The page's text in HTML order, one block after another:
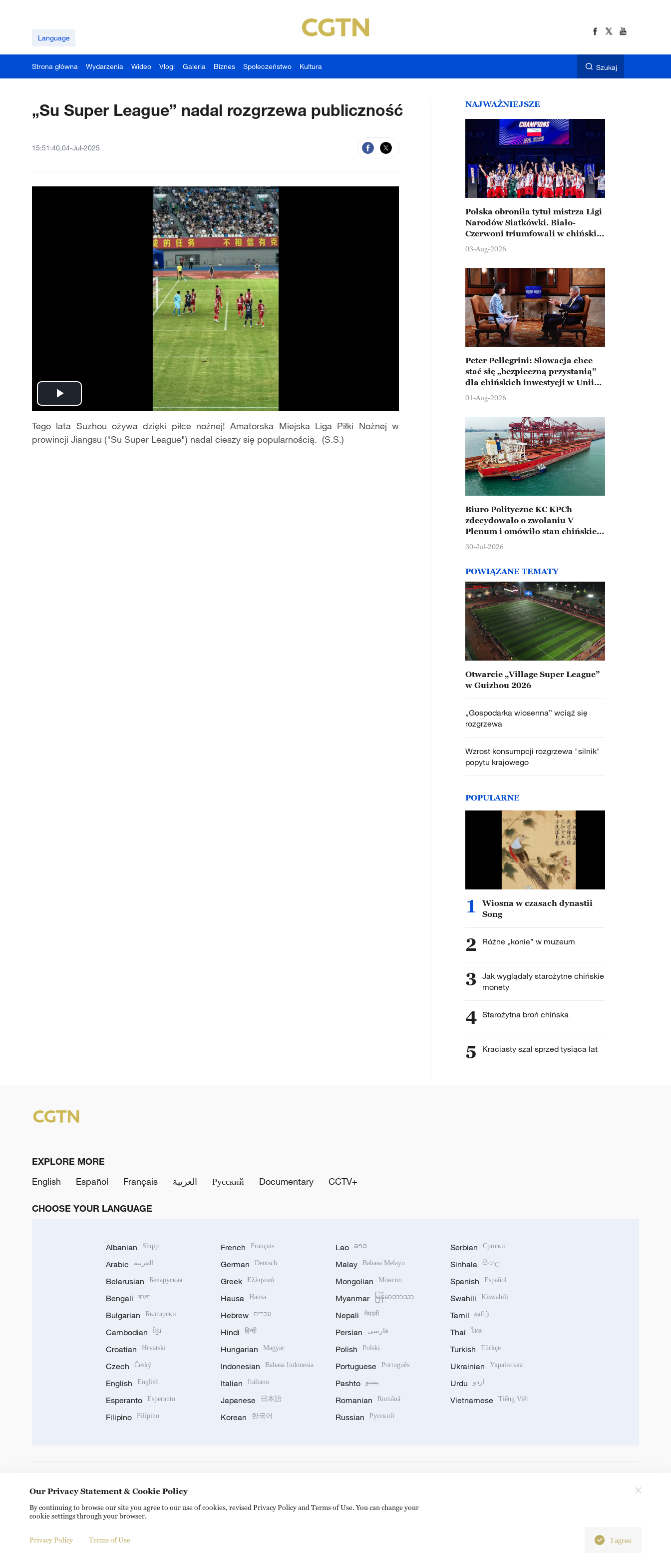
Language
Strona główna Wydarzenia Wideo Vlogi Galeria Biznes Społeczeństwo Kultura Szukaj
„Su Super League” nadal rozgrzewa publiczność
15:51:40,04-Jul-2025
Play
Video
Tego lata Suzhou ożywa dzięki piłce nożnej! Amatorska Miejska Liga Piłki Nożnej w
prowincji Jiangsu ("Su Super League") nadal cieszy się popularnością. (S.S.)
NAJWAŻNIEJSZE
Polska obroniła tytuł mistrza Ligi
Narodów Siatkówki. Biało-
Czerwoni triumfowali w chińskim
Ningbo
03-Aug-2026
Peter Pellegrini: Słowacja chce
stać się „bezpieczną przystanią”
dla chińskich inwestycji w Unii
Europejskiej
01-Aug-2026
Biuro Polityczne KC KPCh
zdecydowało o zwołaniu V
Plenum i omówiło stan chińskiej
gospodarki
30-Jul-2026
POWIĄZANE TEMATY
Otwarcie „Village Super League”
w Guizhou 2026
„Gospodarka wiosenna” wciąż się
rozgrzewa
Wzrost konsumpcji rozgrzewa "silnik"
popytu krajowego
POPULARNE
1
Wiosna w czasach dynastii
Song
2 Różne „konie” w muzeum
3 Jak wyglądały starożytne chińskie
monety
4 Starożytna broń chińska
5 Kraciasty szal sprzed tysiąca lat
EXPLORE MORE
English
Español Français العربية Русский Documentary CCTV+
CHOOSE YOUR LANGUAGE
Albanian Shqip
Arabic العربية
Belarusian Беларуская
Bengali বাংলা
Bulgarian Български
Cambodian ខ្មែរ
Croatian Hrvatski
Czech Český
English English
Esperanto Esperanto
Filipino Filipino
French Français
German Deutsch
Greek Ελληνικά
Hausa Hausa
Hebrew עברית
Hindi हिन्दी
Hungarian Magyar
Indonesian Bahasa Indonesia
Italian Italiano
Japanese 日本語
Korean 한국어
Lao ລາວ
Malay Bahasa Melayu
Mongolian Монгол
Myanmar မြန်မာဘာသာ
Nepali नेपाली
Persian فارسی
Polish Polski
Portuguese Português
Pashto پښتو
Romanian Română
Russian Русский
Serbian Српски
Sinhala සිංහල
Spanish Español
Swahili Kiswahili
Tamil தமிழ்
Thai ไทย
Turkish Türkçe
Ukrainian Українська
Urdu اردو
Vietnamese Tiếng Việt
Copyright © 2024 CGTN. 京ICP备20000184号
Our Privacy Statement & Cookie Policy
By continuing to browse our site you agree to our use of cookies, revised Privacy Policy and Terms of Use. You can change your
cookie settings through your browser.
Privacy Policy Terms of Use I agree